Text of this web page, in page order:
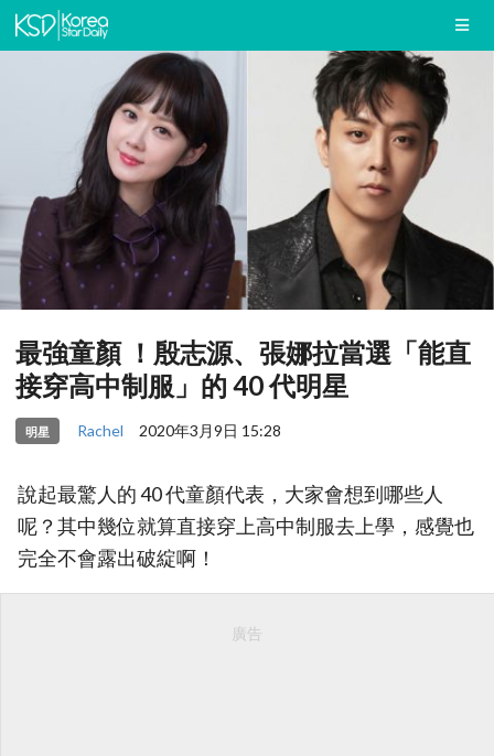
最強童顏 ！殷志源、張娜拉當選「能直
接穿高中制服」的 40 代明星
明星 Rachel 2020年3月9日 15:28
說起最驚人的 40 代童顏代表，大家會想到哪些人
呢？其中幾位就算直接穿上高中制服去上學，感覺也
完全不會露出破綻啊！
廣告